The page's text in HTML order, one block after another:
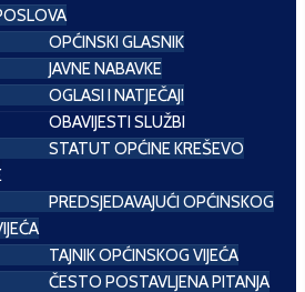
OPĆINSKI GLASNIK
JAVNE NABAVKE
OGLASI I NATJEČAJI
OBAVIJESTI SLUŽBI
STATUT OPĆINE KREŠEVO
PREDSJEDAVAJUĆI OPĆINSKOG
TAJNIK OPĆINSKOG VIJEĆA
ČESTO POSTAVLJENA PITANJA